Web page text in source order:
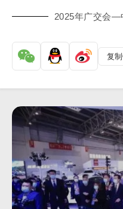
2025年广交会—
复